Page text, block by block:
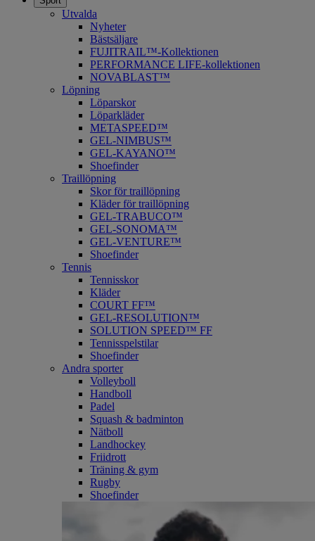
Utvalda
Nyheter
Bästsäljare
FUJITRAIL™-Kollektionen
PERFORMANCE LIFE-kollektionen
NOVABLAST™
Löpning
Löparskor
Löparkläder
METASPEED™
​GEL-NIMBUS™
GEL-KAYANO™
Shoefinder
Traillöpning
Skor för traillöpning
Kläder för traillöpning
GEL-TRABUCO™
GEL-SONOMA™
GEL-VENTURE™
Shoefinder
Tennis
Tennisskor
Kläder
COURT FF™
GEL-RESOLUTION™
SOLUTION SPEED™ FF
Tennisspelstilar
Shoefinder
Andra sporter
Volleyboll
Handboll
Padel
Squash & badminton
Nätboll
Landhockey
Friidrott
Träning & gym
Rugby
Shoefinder